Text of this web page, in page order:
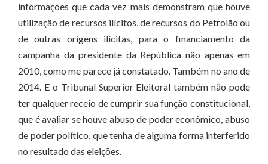
informações que cada vez mais demonstram que houve
utilização de recursos ilícitos, de recursos do Petrolão ou
de outras origens ilícitas, para o financiamento da
campanha da presidente da República não apenas em
2010, como me parece já constatado. Também no ano de
2014. E o Tribunal Superior Eleitoral também não pode
ter qualquer receio de cumprir sua função constitucional,
que é avaliar se houve abuso de poder econômico, abuso
de poder político, que tenha de alguma forma interferido
no resultado das eleições.